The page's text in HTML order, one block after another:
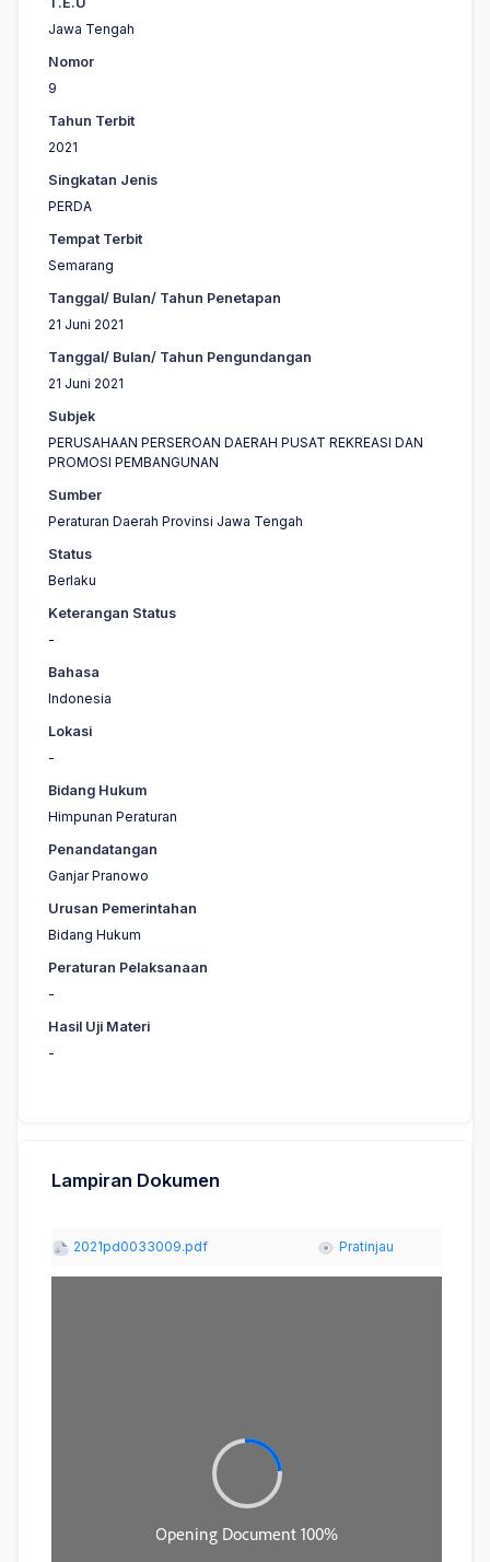
Jawa Tengah
Nomor
9
Tahun Terbit
2021
Singkatan Jenis
PERDA
Tempat Terbit
Semarang
Tanggal/ Bulan/ Tahun Penetapan
21 Juni 2021
Tanggal/ Bulan/ Tahun Pengundangan
21 Juni 2021
Subjek
PERUSAHAAN PERSEROAN DAERAH PUSAT REKREASI DAN
PROMOSI PEMBANGUNAN
Sumber
Peraturan Daerah Provinsi Jawa Tengah
Status
Berlaku
Keterangan Status
-
Bahasa
Indonesia
Lokasi
-
Bidang Hukum
Himpunan Peraturan
Penandatangan
Ganjar Pranowo
Urusan Pemerintahan
Bidang Hukum
Peraturan Pelaksanaan
-
Hasil Uji Materi
-
Lampiran Dokumen
2021pd0033009.pdf Pratinjau